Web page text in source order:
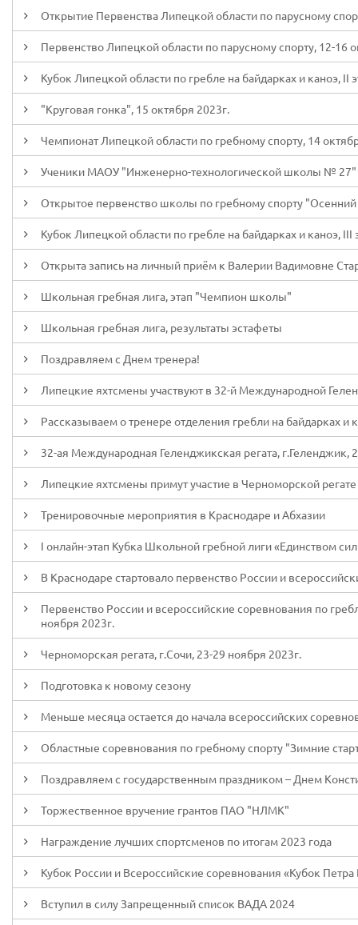
Открытие Первенства Липецкой области по парусному
Первенство Липецкой области по парусному спорту, 12-16
Кубок Липецкой области по гребле на байдарках и каноэ, II
"Круговая гонка", 15 октября 2023г.
Чемпионат Липецкой области по гребному спорту, 14
Ученики МАОУ "Инженерно-технологической школы № 27"
Открытое первенство школы по гребному спорту
Кубок Липецкой области по гребле на байдарках и каноэ, III
Открыта запись на личный приём к Валерии Вадимовне
Школьная гребная лига, этап "Чемпион школы"
Школьная гребная лига, результаты эстафеты
Поздравляем с Днем тренера!
Липецкие яхтсмены участвуют в 32-й Международной
Рассказываем о тренере отделения гребли на байдарках
32-ая Международная Геленджикская регата, г.Геленджик,
Липецкие яхтсмены примут участие в Черноморской регате
Тренировочные мероприятия в Краснодаре и Абхазии
I онлайн-этап Кубка Школьной гребной лиги «Единством
В Краснодаре стартовало первенство России и
Первенство России и всероссийские соревнования по
ноября 2023г.
Черноморская регата, г.Сочи, 23-29 ноября 2023г.
Подготовка к новому сезону
Меньше месяца остается до начала всероссийских
Областные соревнования по гребному спорту "Зимние
Поздравляем с государственным праздником – Днем
Торжественное вручение грантов ПАО "НЛМК"
Награждение лучших спортсменов по итогам 2023 года
Кубок России и Всероссийские соревнования «Кубок
Вступил в силу Запрещенный список ВАДА 2024